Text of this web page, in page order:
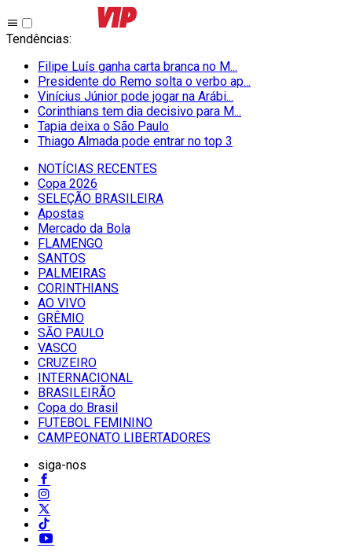
Tendências:
Filipe Luís ganha carta branca no M...
Presidente do Remo solta o verbo ap...
Vinícius Júnior pode jogar na Arábi...
Corinthians tem dia decisivo para M...
Tapia deixa o São Paulo
Thiago Almada pode entrar no top 3
NOTÍCIAS RECENTES
Copa 2026
SELEÇÃO BRASILEIRA
Apostas
Mercado da Bola
FLAMENGO
SANTOS
PALMEIRAS
CORINTHIANS
AO VIVO
GRÊMIO
SĀO PAULO
VASCO
CRUZEIRO
INTERNACIONAL
BRASILEIRÃO
Copa do Brasil
FUTEBOL FEMININO
CAMPEONATO LIBERTADORES
siga-nos